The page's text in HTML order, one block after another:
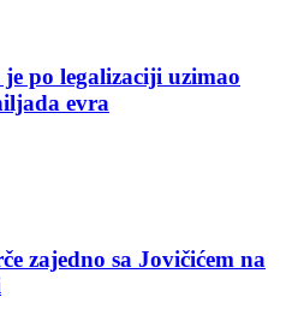
po legalizaciji uzimao
evra
zajedno sa Jovičićem na